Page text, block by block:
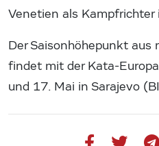
Venetien als Kampfrichter
Der Saisonhöhepunkt aus
findet mit der Kata-
und 17. Mai in Sarajevo